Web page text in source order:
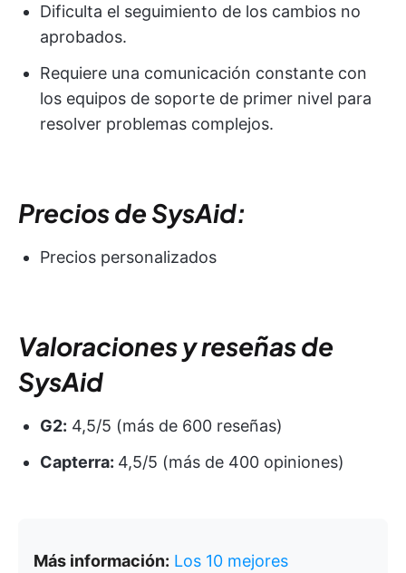
Dificulta el seguimiento de los cambios no
aprobados.
Requiere una comunicación constante con
los equipos de soporte de primer nivel para
resolver problemas complejos.
Precios de SysAid:
Precios personalizados
Valoraciones y reseñas de
SysAid
G2: 4,5/5 (más de 600 reseñas)
Capterra: 4,5/5 (más de 400 opiniones)
Más información: Los 10 mejores